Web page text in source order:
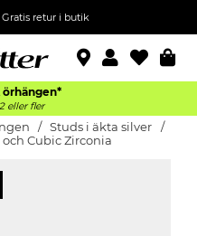
Gratis retur i butik
örhängen*
eller fler
Studs i äkta silver
Cubic Zirconia